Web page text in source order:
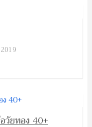
วัยทอง 40+